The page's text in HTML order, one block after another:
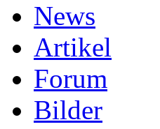
News
Artikel
Forum
Bilder